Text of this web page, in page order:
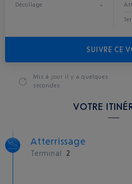
Décollage -
SUIVRE CE
Mis à jour il y a quelques
secondes
VOTRE
Atterrissage
Terminal 2